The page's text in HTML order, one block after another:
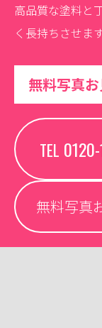
高品質な塗料と
く長持ちさせます
無料写真
TEL
無料写真